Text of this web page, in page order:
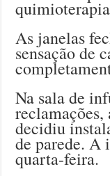
As janelas
sensação de
Na sala de
reclamações,
decidiu
de parede. A
quarta-feira.